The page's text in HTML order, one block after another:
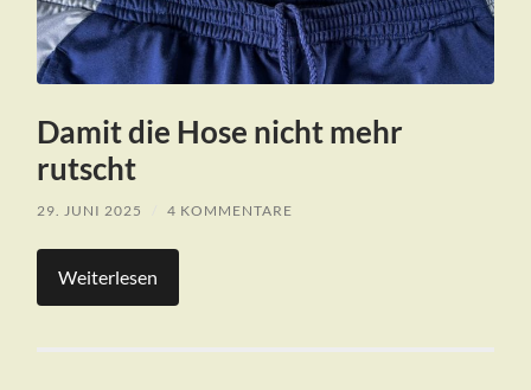
Damit die Hose nicht mehr
rutscht
29. JUNI 2025 4 KOMMENTARE
Weiterlesen